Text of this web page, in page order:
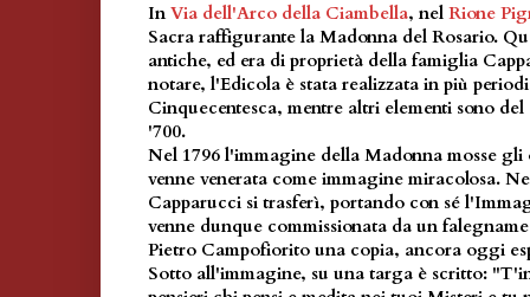
InVia dell'Arco della Ciambella, nel Rione
Sacra raffigurante la Madonna del Rosario.
antiche, ed era di proprietà della famiglia
notare, l'Edicola è stata realizzata in più
Cinquecentesca, mentre altri elementi sono
'700.
Nel 1796 l'immagine della Madonna mosse
venne venerata come immagine miracolosa.
Capparucci si trasferì, portando con sé
venne dunque commissionata da un
Pietro Campofiorito una copia, ancora oggi
Sotto all'immagine, su una targa è scritto: